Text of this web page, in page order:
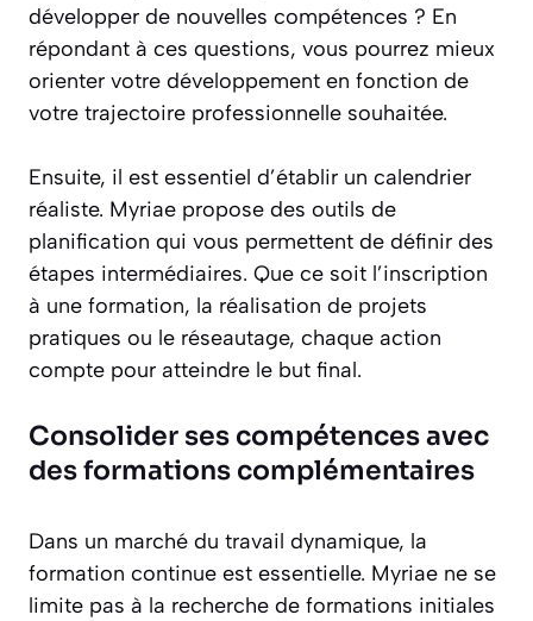
développer de nouvelles compétences ? En
répondant à ces questions, vous pourrez mieux
orienter votre développement en fonction de
votre trajectoire professionnelle souhaitée.
Ensuite, il est essentiel d’établir un calendrier
réaliste. Myriae propose des outils de
planification qui vous permettent de définir des
étapes intermédiaires. Que ce soit l’inscription
à une formation, la réalisation de projets
pratiques ou le réseautage, chaque action
compte pour atteindre le but final.
Consolider ses compétences avec
des formations complémentaires
Dans un marché du travail dynamique, la
formation continue est essentielle. Myriae ne se
limite pas à la recherche de formations initiales